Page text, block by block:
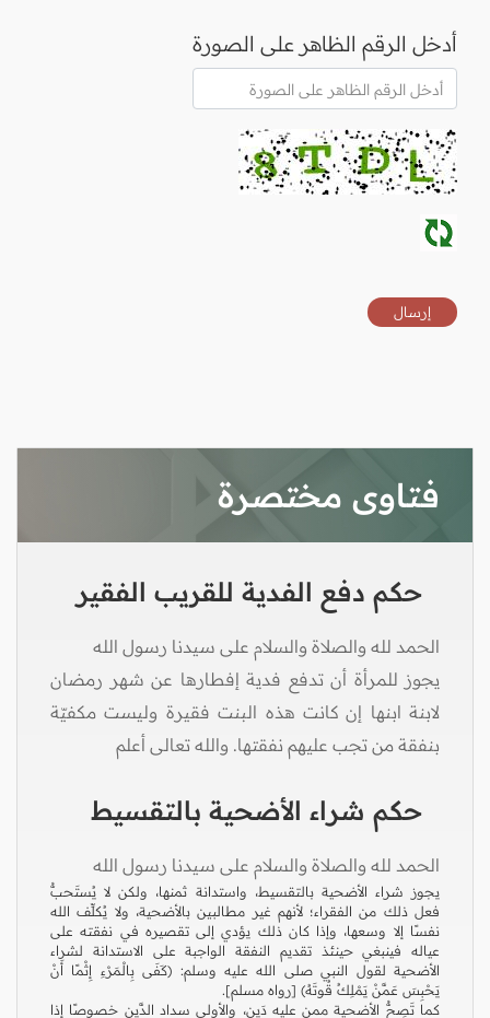
أدخل الرقم الظاهر على الصورة
فتاوى مختصرة
حكم دفع الفدية للقريب الفقير
الحمد لله والصلاة والسلام على سيدنا رسول الله
يجوز للمرأة أن تدفع فدية إفطارها عن شهر رمضان
لابنة ابنها إن كانت هذه البنت فقيرة وليست مكفيّة
بنفقة من تجب عليهم نفقتها. والله تعالى أعلم
حكم شراء الأضحية بالتقسيط
الحمد لله والصلاة والسلام على سيدنا رسول الله
يجوز شراء الأضحية بالتقسيط، واستدانة ثمنها، ولكن لا يُستَحبُّ
فعل ذلك من الفقراء؛ لأنهم غير مطالبين بالأضحية، ولا يُكلِّف الله
نفسًا إلا وسعها، وإذا كان ذلك يؤدي إلى تقصيره في نفقته على
عياله فينبغي حينئذ تقديم النفقة الواجبة على الاستدانة لشراء
الأضحية لقول النبي صلى الله عليه وسلم: (كَفَى بِالْمَرْءِ إِثْمًا أَنْ
يَحْبِسَ عَمَّنْ يَمْلِكُ قُوتَهُ) [رواه مسلم].
كما تَصِحُّ الأضحية ممن عليه دَين، والأولى سداد الدَّين خصوصًا إذا